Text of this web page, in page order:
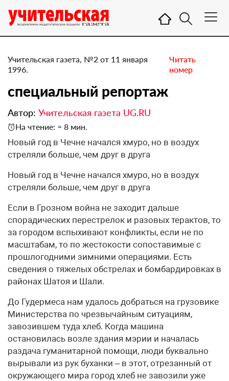
Учительская газета, №2 от 11 января
1996.
Читать
номер
специальный репортаж
Автор: Учительская газета UG.RU
На чтение: ≈ 8 мин.
Новый год в Чечне начался хмуро, но в воздух
стреляли больше, чем друг в друга
Новый год в Чечне начался хмуро, но в воздух
стреляли больше, чем друг в друга
Если в Грозном война не заходит дальше
спорадических перестрелок и разовых терактов, то
за городом вспыхивают конфликты, если не по
масштабам, то по жестокости сопоставимые с
прошлогодними зимними операциями. Есть
сведения о тяжелых обстрелах и бомбардировках в
районах Шатоя и Шали.
До Гудермеса нам удалось добраться на грузовике
Министерства по чрезвычайным ситуациям,
завозившем туда хлеб. Когда машина
остановилась возле здания мэрии и началась
раздача гуманитарной помощи, люди буквально
вырывали из рук буханки – в этот, отрезанный от
окружающего мира город хлеб не завозили уже